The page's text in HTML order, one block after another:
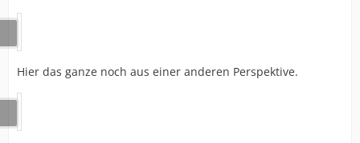
Hier das ganze noch aus einer anderen Perspektive.